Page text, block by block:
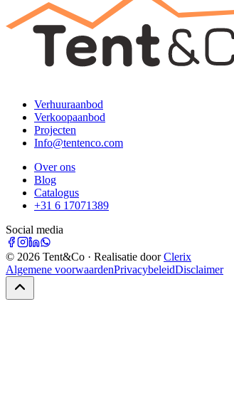
Verhuuraanbod
Verkoopaanbod
Projecten
Info@tentenco.com
Over ons
Blog
Catalogus
+31 6 17071389
Social media
© 2026 Tent&Co · Realisatie door Clerix
Algemene voorwaardenPrivacybeleidDisclaimer